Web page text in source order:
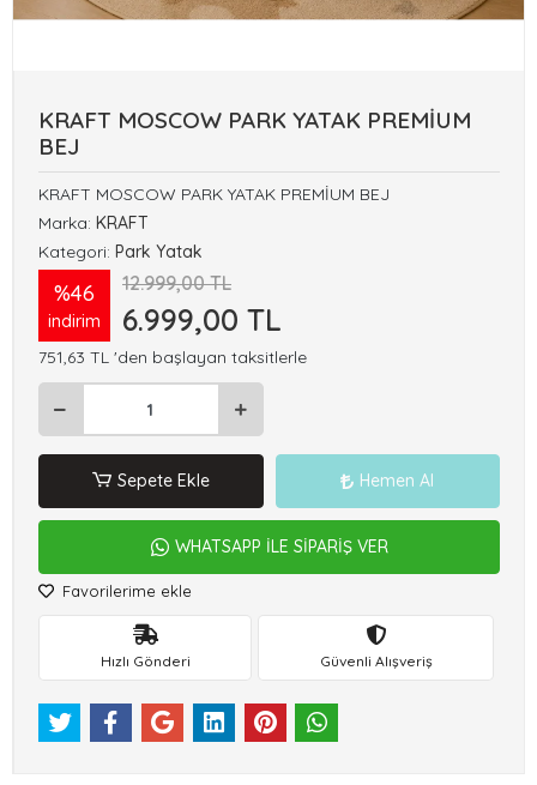
KRAFT MOSCOW PARK YATAK PREMİUM
BEJ
KRAFT MOSCOW PARK YATAK PREMİUM BEJ
Marka: KRAFT
Kategori: Park Yatak
%46
indirim
12.999,00 TL
6.999,00 TL
751,63 TL 'den başlayan taksitlerle
Sepete Ekle Hemen Al
WHATSAPP İLE SİPARİŞ VER
Favorilerime ekle
Hızlı Gönderi Güvenli Alışveriş